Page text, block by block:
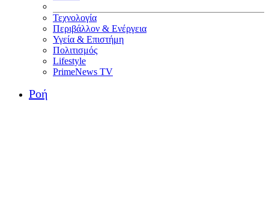
Τεχνολογία
Περιβάλλον & Ενέργεια
Υγεία & Επιστήμη
Πολιτισμός
Lifestyle
PrimeNews TV
Ροή